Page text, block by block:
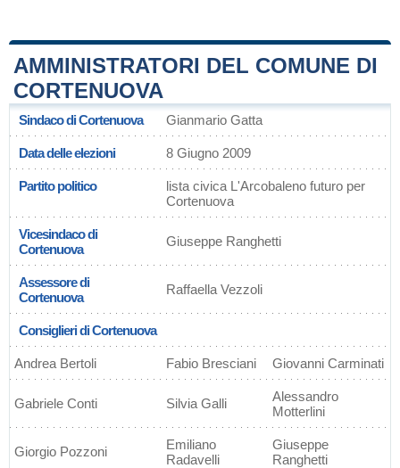
AMMINISTRATORI DEL COMUNE DI
CORTENUOVA
Sindaco di Cortenuova Gianmario Gatta
Data delle elezioni 8 Giugno 2009
Partito politico
lista civica L'Arcobaleno futuro per
Cortenuova
Vicesindaco di
Cortenuova
Giuseppe Ranghetti
Assessore di
Cortenuova
Raffaella Vezzoli
Consiglieri di Cortenuova
Andrea Bertoli Fabio Bresciani Giovanni Carminati
Gabriele Conti Silvia Galli
Alessandro
Motterlini
Giorgio Pozzoni
Emiliano
Radavelli
Giuseppe
Ranghetti